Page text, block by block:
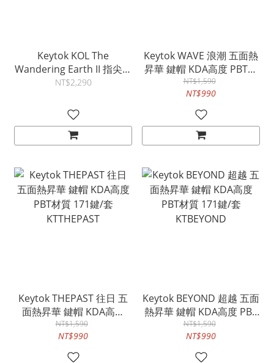
Keytok KOL The
Wandering Earth II 指尖文
創 流浪地球2主題 OEM高
154鍵/套 KTEARTH
NT$2,290
Keytok WAVE 浪潮 五面熱
昇華 鍵帽 KDA高度 PBT材
質 171鍵/套 KTMWAVE
NT$1,590
NT$990
Keytok THEPAST 往日 五
面熱昇華 鍵帽 KDA高度
PBT材質 171鍵/套
KTTHEPAST
NT$1,590
NT$990
Keytok BEYOND 超越 五面
熱昇華 鍵帽 KDA高度 PBT
材質 171鍵/套 KTBEYOND
NT$1,590
NT$990